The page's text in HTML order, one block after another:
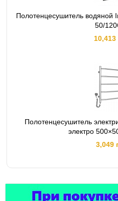
Полотенцесушитель водяной
50/
10,413
Полотенцесушитель
электро
3,049